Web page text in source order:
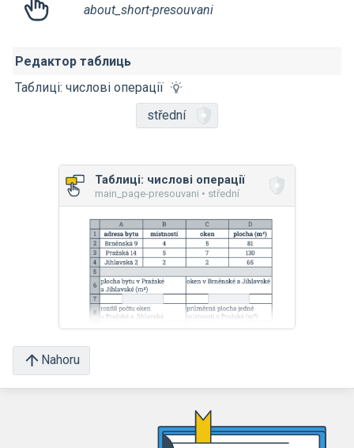
about_short-presouvani
Редактор таблиць
Таблиці: числові операції
střední
Таблиці: числові операції
main_page-presouvani • střední
Nahoru